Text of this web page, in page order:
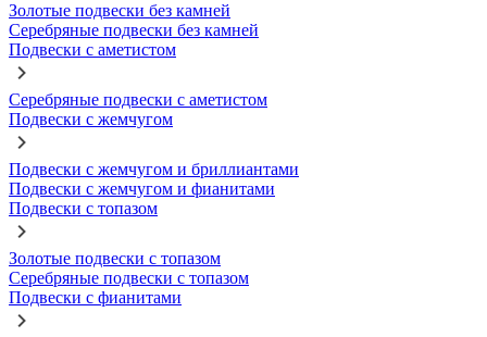
Золотые подвески без камней
Серебряные подвески без камней
Подвески с аметистом
Серебряные подвески с аметистом
Подвески с жемчугом
Подвески с жемчугом и бриллиантами
Подвески с жемчугом и фианитами
Подвески с топазом
Золотые подвески с топазом
Серебряные подвески с топазом
Подвески с фианитами